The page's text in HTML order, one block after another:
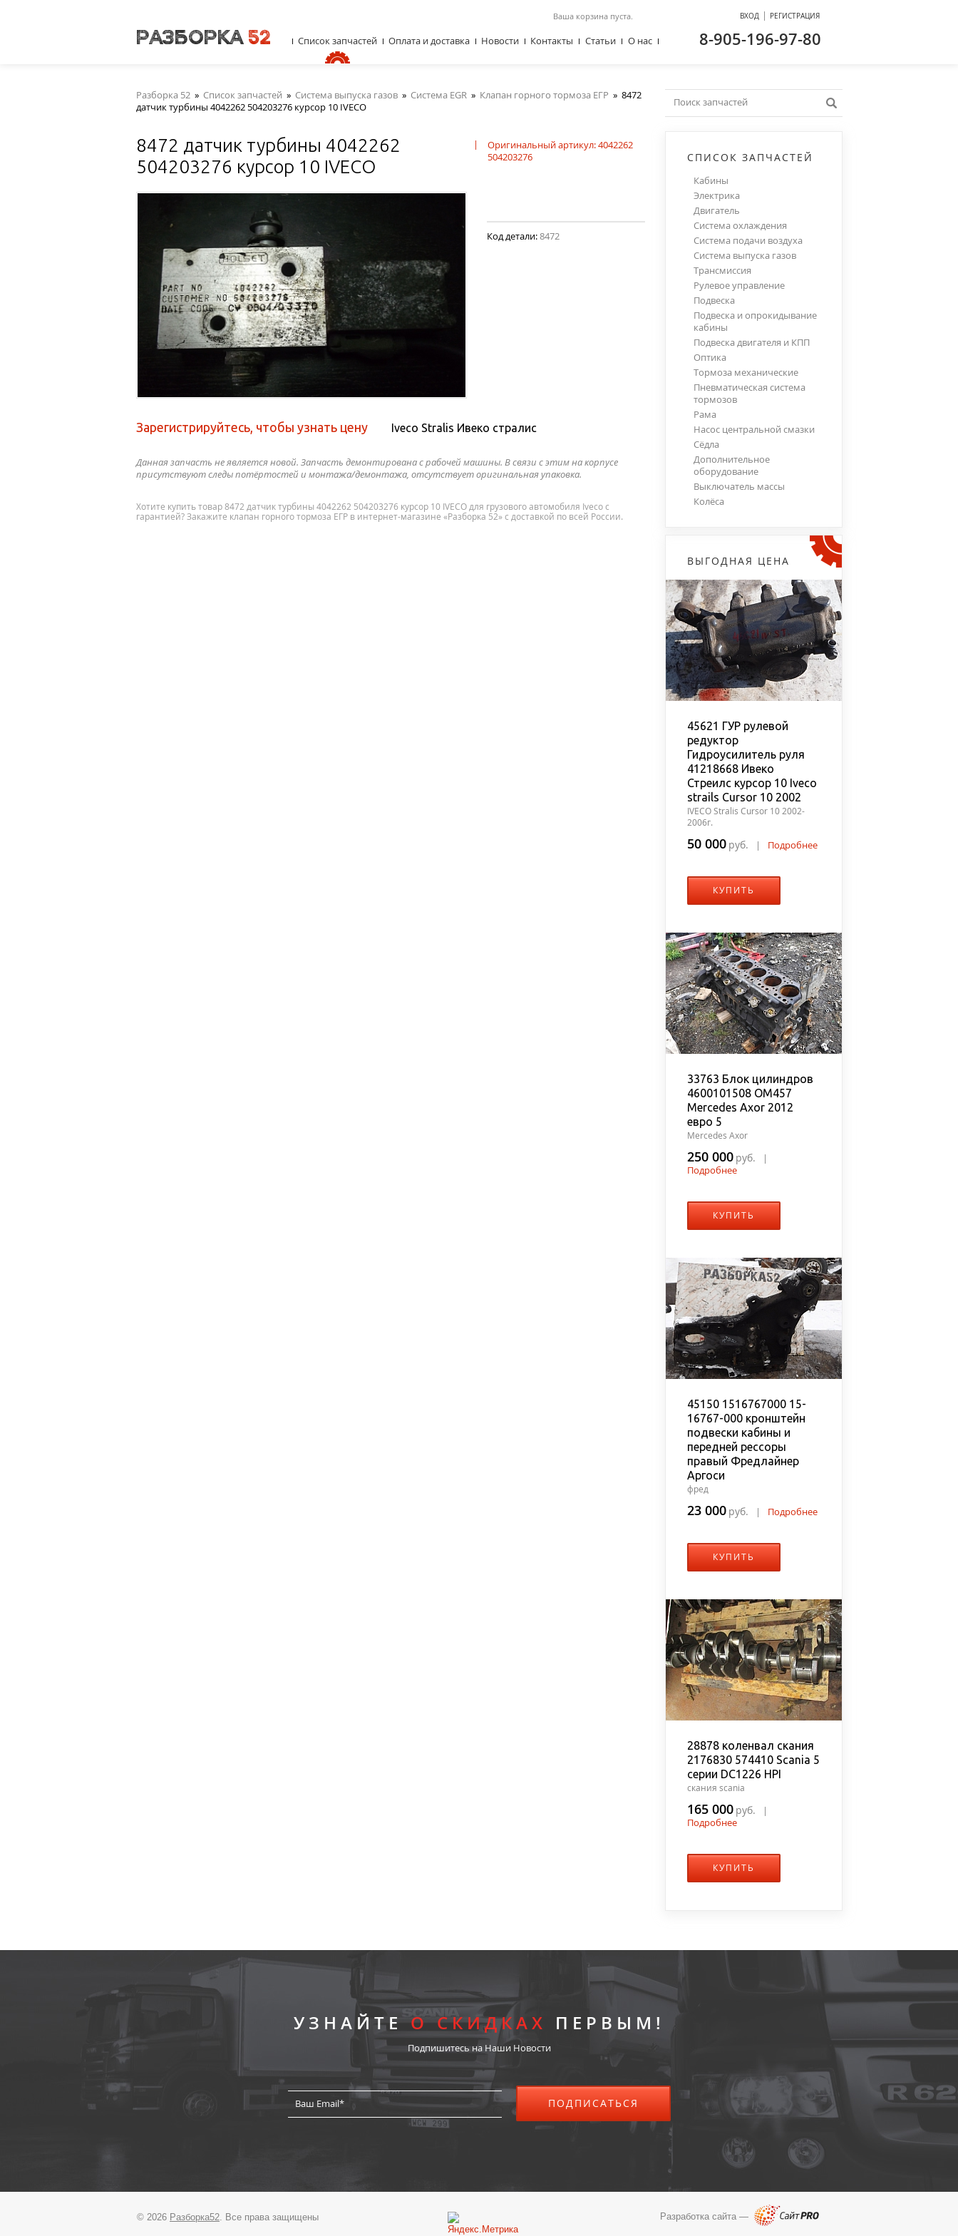
Разборка 52 » Список запчастей » Система выпуска газов » Система EGR » Клапан горного тормоза ЕГР » 8472
датчик турбины 4042262 504203276 курсор 10 IVECO
8472 датчик турбины 4042262
504203276 курсор 10 IVECO
|
Оригинальный артикул: 4042262
504203276
Код детали:8472
Зарегистрируйтесь, чтобы узнать цену Iveco Stralis Ивеко стралис
Данная запчасть не является новой. Запчасть демонтирована с рабочей машины. В связи с этим на корпусе
присутствуют следы потёртостей и монтажа/демонтажа, отсутствует оригинальная упаковка.
Хотите купить товар 8472 датчик турбины 4042262 504203276 курсор 10 IVECO для грузового автомобиля Iveco с
гарантией? Закажите клапан горного тормоза ЕГР в интернет-магазине «Разборка 52» с доставкой по всей России.
СПИСОК ЗАПЧАСТЕЙ
Кабины
Электрика
Двигатель
Система охлаждения
Система подачи воздуха
Система выпуска газов
Трансмиссия
Рулевое управление
Подвеска
Подвеска и опрокидывание
кабины
Подвеска двигателя и КПП
Оптика
Тормоза механические
Пневматическая система
тормозов
Рама
Насос центральной смазки
Сёдла
Дополнительное
оборудование
Выключатель массы
Колёса
ВЫГОДНАЯ ЦЕНА
45621 ГУР рулевой
редуктор
Гидроусилитель руля
41218668 Ивеко
Стреилс курсор 10 Iveco
strails Cursor 10 2002
IVECO Stralis Cursor 10 2002-
2006г.
50 000 руб. | Подробнее
КУПИТЬ
33763 Блок цилиндров
4600101508 OM457
Mercedes Axor 2012
евро 5
Mercedes Axor
250 000 руб.
|
Подробнее
КУПИТЬ
45150 1516767000 15-
16767-000 кронштейн
подвески кабины и
передней рессоры
правый Фредлайнер
Аргоси
фред
23 000 руб. | Подробнее
КУПИТЬ
28878 коленвал скания
2176830 574410 Scania 5
серии DC1226 HPI
скания scania
165 000 руб.
|
Подробнее
КУПИТЬ
УЗНАЙТЕО СКИДКАХ ПЕРВЫМ!
Подпишитесь на Наши Новости
ПОДПИСАТЬСЯ
© 2026 Разборка52. Все права защищены Разработка сайта —
Ваша корзина пуста. ВХОД | РЕГИСТРАЦИЯ
8-905-196-97-80
Список запчастей Оплата и доставка Новости Контакты Статьи О нас